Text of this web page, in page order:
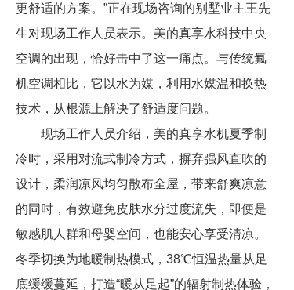
更舒适的方案。”正在现场咨询的别墅业主王先
生对现场工作人员表示。美的真享水科技中央
空调的出现，恰好击中了这一痛点。与传统氟
机空调相比，它以水为媒，利用水媒温和换热
技术，从根源上解决了舒适度问题。
现场工作人员介绍，美的真享水机夏季制
冷时，采用对流式制冷方式，摒弃强风直吹的
设计，柔润凉风均匀散布全屋，带来舒爽凉意
的同时，有效避免皮肤水分过度流失，即便是
敏感肌人群和母婴空间，也能安心享受清凉。
冬季切换为地暖制热模式，38℃恒温热量从足
底缓缓蔓延，打造“暖从足起”的辐射制热体验，